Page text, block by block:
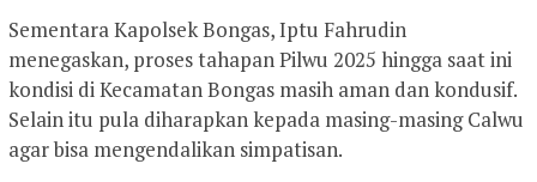
Sementara Kapolsek Bongas, Iptu Fahrudin
menegaskan, proses tahapan Pilwu 2025 hingga saat ini
kondisi di Kecamatan Bongas masih aman dan kondusif.
Selain itu pula diharapkan kepada masing-masing Calwu
agar bisa mengendalikan simpatisan.